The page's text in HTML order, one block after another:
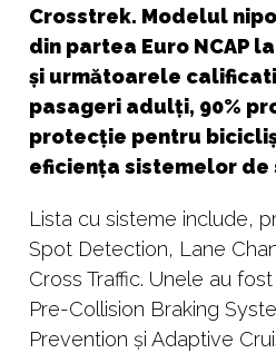
Crosstrek. Modelul
din partea Euro NCAP
și următoarele
pasageri adulți, 90%
protecție pentru
eficiența sistemelor de
Lista cu sisteme include,
Spot Detection, Lane
Cross Traffic. Unele au
Pre-Collision Braking
Prevention și Adaptive